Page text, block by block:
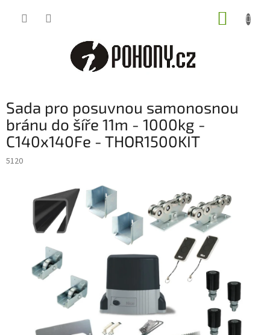
Sada pro posuvnou samonosnou
bránu do šíře 11m - 1000kg -
C140x140Fe - THOR1500KIT
5120